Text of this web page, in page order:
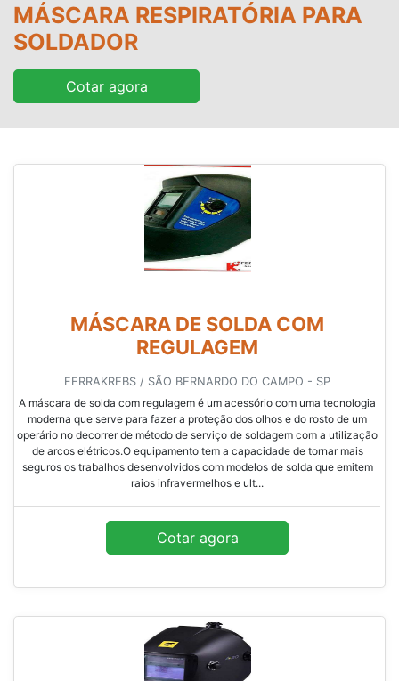
MÁSCARA RESPIRATÓRIA PARA
SOLDADOR
Cotar agora
MÁSCARA DE SOLDA COM
REGULAGEM
FERRAKREBS / SÃO BERNARDO DO CAMPO - SP
A máscara de solda com regulagem é um acessório com uma tecnologia
moderna que serve para fazer a proteção dos olhos e do rosto de um
operário no decorrer de método de serviço de soldagem com a utilização
de arcos elétricos.O equipamento tem a capacidade de tornar mais
seguros os trabalhos desenvolvidos com modelos de solda que emitem
raios infravermelhos e ult...
Cotar agora